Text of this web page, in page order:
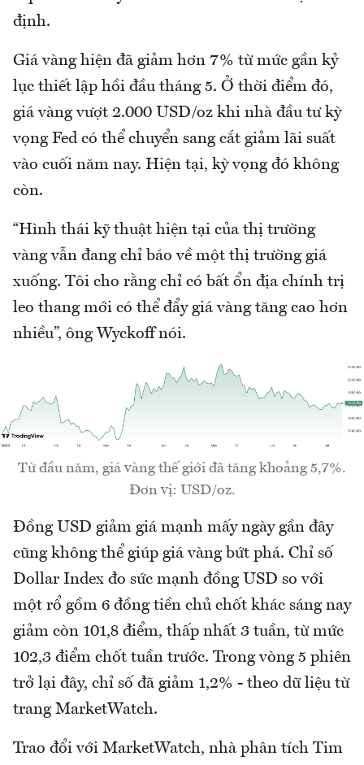
định.
Giá vàng hiện đã giảm hơn 7% từ mức gần kỷ
lục thiết lập hồi đầu tháng 5. Ở thời điểm đó,
giá vàng vượt 2.000 USD/oz khi nhà đầu tư kỳ
vọng Fed có thể chuyển sang cắt giảm lãi suất
vào cuối năm nay. Hiện tại, kỳ vọng đó không
còn.
“Hình thái kỹ thuật hiện tại của thị trường
vàng vẫn đang chỉ báo về một thị trường giá
xuống. Tôi cho rằng chỉ có bất ổn địa chính trị
leo thang mới có thể đẩy giá vàng tăng cao hơn
nhiều”, ông Wyckoff nói.
Từ đầu năm, giá vàng thế giới đã tăng khoảng 5,7%.
Đơn vị: USD/oz.
Đồng USD giảm giá mạnh mấy ngày gần đây
cũng không thể giúp giá vàng bứt phá. Chỉ số
Dollar Index đo sức mạnh đồng USD so với
một rổ gồm 6 đồng tiền chủ chốt khác sáng nay
giảm còn 101,8 điểm, thấp nhất 3 tuần, từ mức
102,3 điểm chốt tuần trước. Trong vòng 5 phiên
trở lại đây, chỉ số đã giảm 1,2% - theo dữ liệu từ
trang MarketWatch.
Trao đổi với MarketWatch, nhà phân tích Tim